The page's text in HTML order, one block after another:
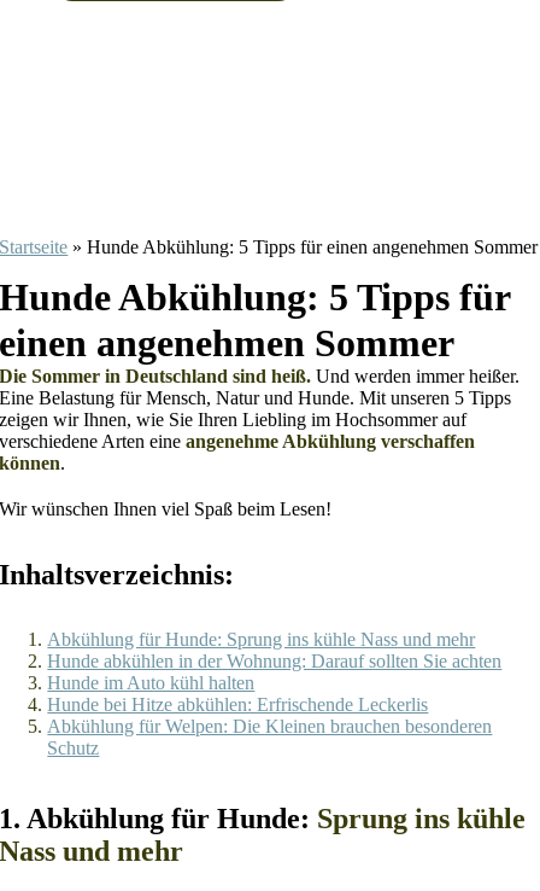
Startseite »Hunde Abkühlung: 5 Tipps für einen angenehmen Sommer
Hunde Abkühlung: 5 Tipps für
einen angenehmen Sommer
Die Sommer in Deutschland sind heiß. Und werden immer heißer.
Eine Belastung für Mensch, Natur und Hunde. Mit unseren 5 Tipps
zeigen wir Ihnen, wie Sie Ihren Liebling im Hochsommer auf
verschiedene Arten eineangenehme Abkühlung verschaffen
können.
Wir wünschen Ihnen viel Spaß beim Lesen!
Inhaltsverzeichnis:
Abkühlung für Hunde: Sprung ins kühle Nass und mehr
Hunde abkühlen in der Wohnung: Darauf sollten Sie achten
Hunde im Auto kühl halten
Hunde bei Hitze abkühlen: Erfrischende Leckerlis
Abkühlung für Welpen: Die Kleinen brauchen besonderen
Schutz
1. Abkühlung für Hunde: Sprung ins kühle
Nass und mehr